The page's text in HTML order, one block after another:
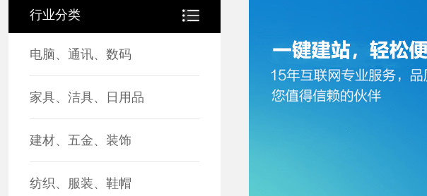
行业分类
电脑、通讯、数码
家具、洁具、日用品
建材、五金、装饰
纺织、服装、鞋帽